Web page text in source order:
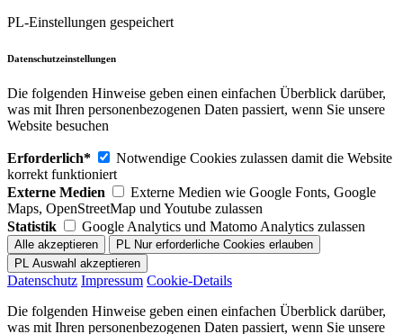
PL-Einstellungen gespeichert
Datenschutzeinstellungen
Die folgenden Hinweise geben einen einfachen Überblick darüber,
was mit Ihren personenbezogenen Daten passiert, wenn Sie unsere
Website besuchen
Erforderlich*
Notwendige Cookies zulassen damit die Website
korrekt funktioniert
Externe Medien
Externe Medien wie Google Fonts, Google
Maps, OpenStreetMap und Youtube zulassen
Statistik
Google Analytics und Matomo Analytics zulassen
Datenschutz Impressum Cookie-Details
Die folgenden Hinweise geben einen einfachen Überblick darüber,
was mit Ihren personenbezogenen Daten passiert, wenn Sie unsere